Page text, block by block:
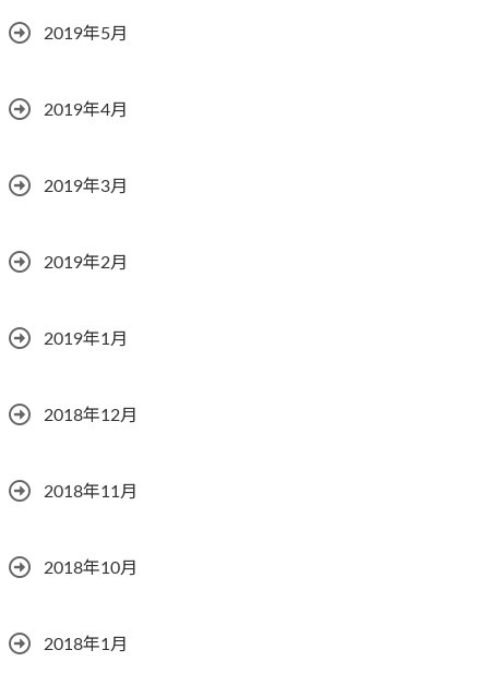
2019年5月
2019年4月
2019年3月
2019年2月
2019年1月
2018年12月
2018年11月
2018年10月
2018年1月